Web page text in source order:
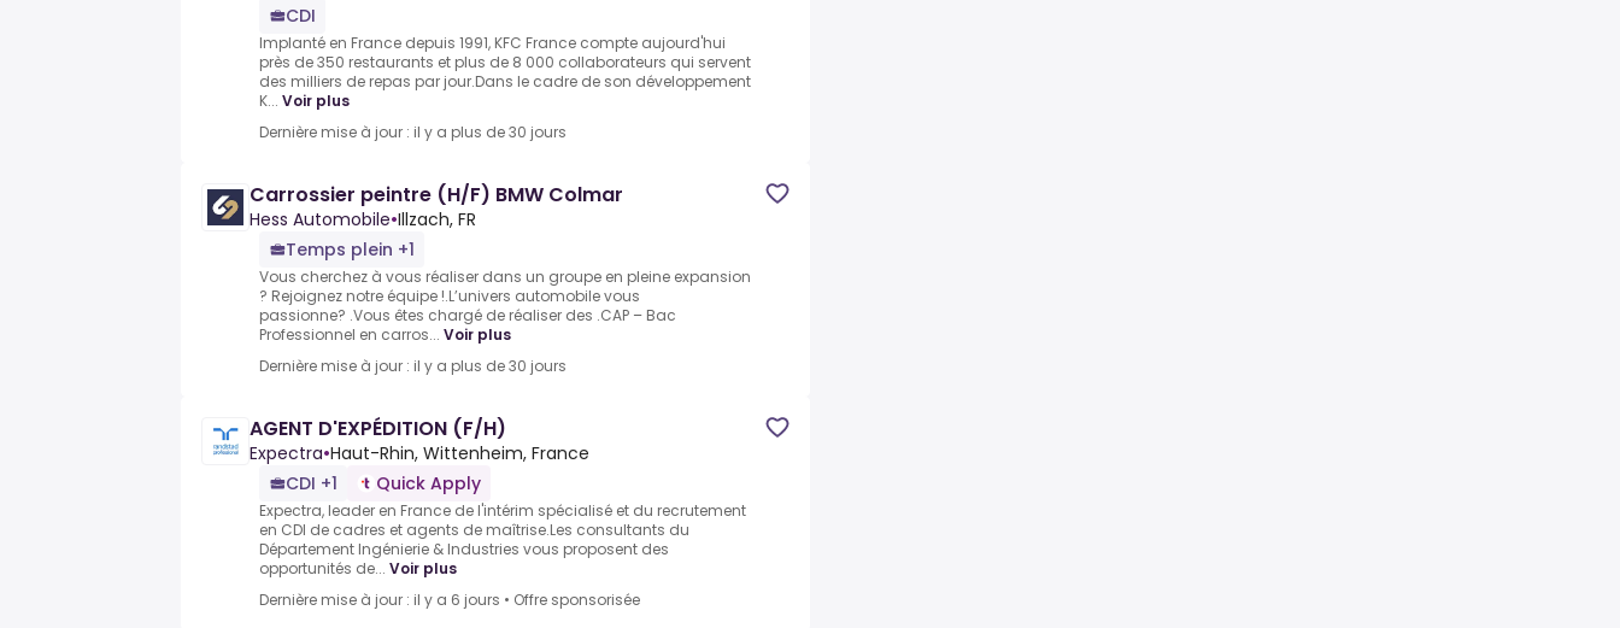
CDI
Implanté en France depuis 1991, KFC France compte aujourd'hui
près de 350 restaurants et plus de 8 000 collaborateurs qui servent
des milliers de repas par jour.Dans le cadre de son développement
K... Voir plus
Dernière mise à jour : il y a plus de 30 jours
Carrossier peintre (H/F) BMW Colmar
Hess Automobile•Illzach, FR
Temps plein +1
Vous cherchez à vous réaliser dans un groupe en pleine expansion
? Rejoignez notre équipe !.L’univers automobile vous
passionne? .Vous êtes chargé de réaliser des .CAP – Bac
Professionnel en carros... Voir plus
Dernière mise à jour : il y a plus de 30 jours
AGENT D'EXPÉDITION (F/H)
Expectra•Haut-Rhin, Wittenheim, France
CDI +1
Quick Apply
Expectra, leader en France de l'intérim spécialisé et du recrutement
en CDI de cadres et agents de maîtrise.Les consultants du
Département Ingénierie & Industries vous proposent des
opportunités de... Voir plus
Dernière mise à jour : il y a 6 jours • Offre sponsorisée